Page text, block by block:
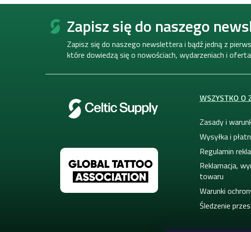
S
Zapisz się do naszego
Zapisz się do naszego newslettera i bądź jedną z
które dowiedzą się o nowościach, wydarzeniach i
WSZYSTKO O
Zasady i
Wysyłka i
Regulamin
Reklamacja,
towaru
Warunki
Śledzenie